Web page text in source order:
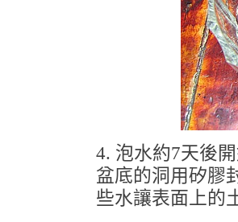
4. 泡水約7天後
盆底的洞用矽膠
些水讓表面上的